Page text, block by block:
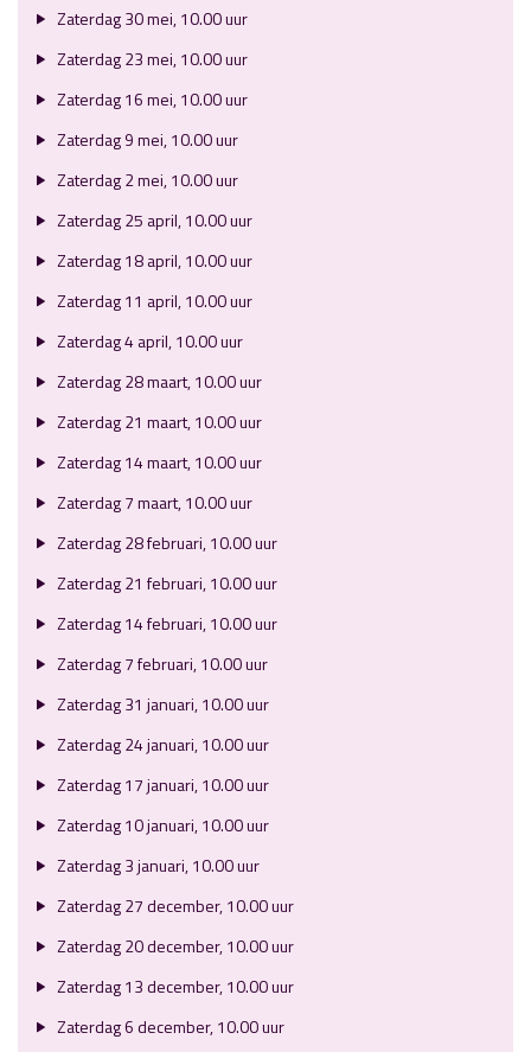
Zaterdag 30 mei, 10.00 uur
Zaterdag 23 mei, 10.00 uur
Zaterdag 16 mei, 10.00 uur
Zaterdag 9 mei, 10.00 uur
Zaterdag 2 mei, 10.00 uur
Zaterdag 25 april, 10.00 uur
Zaterdag 18 april, 10.00 uur
Zaterdag 11 april, 10.00 uur
Zaterdag 4 april, 10.00 uur
Zaterdag 28 maart, 10.00 uur
Zaterdag 21 maart, 10.00 uur
Zaterdag 14 maart, 10.00 uur
Zaterdag 7 maart, 10.00 uur
Zaterdag 28 februari, 10.00 uur
Zaterdag 21 februari, 10.00 uur
Zaterdag 14 februari, 10.00 uur
Zaterdag 7 februari, 10.00 uur
Zaterdag 31 januari, 10.00 uur
Zaterdag 24 januari, 10.00 uur
Zaterdag 17 januari, 10.00 uur
Zaterdag 10 januari, 10.00 uur
Zaterdag 3 januari, 10.00 uur
Zaterdag 27 december, 10.00 uur
Zaterdag 20 december, 10.00 uur
Zaterdag 13 december, 10.00 uur
Zaterdag 6 december, 10.00 uur